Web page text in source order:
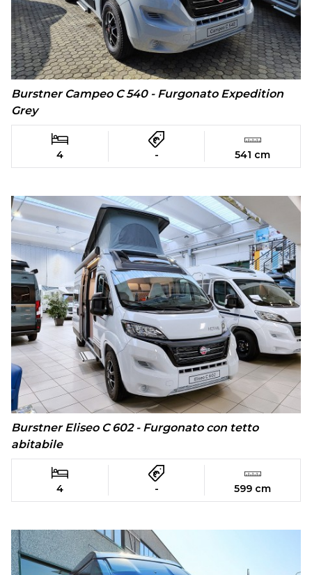
Burstner Campeo C 540 - Furgonato Expedition
Grey
4 - 541 cm
Burstner Eliseo C 602 - Furgonato con tetto
abitabile
4 - 599 cm